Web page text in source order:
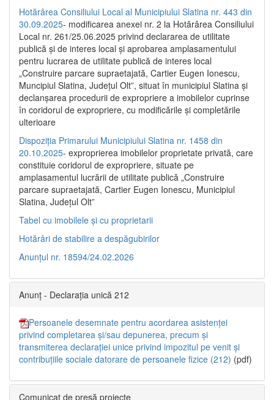
Hotărârea Consiliului Local al Municipiului Slatina nr. 443 din
30.09.2025- modificarea anexei nr. 2 la Hotărârea Consiliului
Local nr. 261/25.06.2025 privind declararea de utilitate
publică şi de interes local şi aprobarea amplasamentului
pentru lucrarea de utilitate publică de interes local
„Construire parcare supraetajată, Cartier Eugen Ionescu,
Muncipiul Slatina, Judeţul Olt”, situat în municipiul Slatina şi
declanşarea procedurii de expropriere a imobilelor cuprinse
în coridorul de expropriere, cu modificările şi completările
ulterioare
Dispoziția Primarului Municipiului Slatina nr. 1458 din
20.10.2025- exproprierea imobilelor proprietate privată, care
constituie coridorul de expropriere, situate pe
amplasamentul lucrării de utilitate publică „Construire
parcare supraetajată, Cartier Eugen Ionescu, Municipiul
Slatina, Județul Olt”
Tabel cu imobilele și cu proprietarii
Hotărâri de stabilire a despăgubirilor
Anunțul nr. 18594/24.02.2026
Anunț - Declarația unică 212
Persoanele desemnate pentru acordarea asistenței
privind completarea și/sau depunerea, precum și
transmiterea declarației unice privind impozitul pe venit și
contribuțiile sociale datorare de persoanele fizice (212) (pdf)
Comunicat de presă proiecte